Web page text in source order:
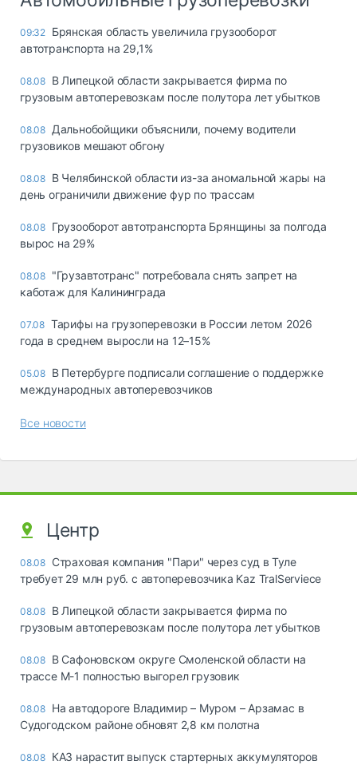
09:32 Брянская область увеличила грузооборот
автотранспорта на 29,1%
08.08 В Липецкой области закрывается фирма по
грузовым автоперевозкам после полутора лет убытков
08.08 Дальнобойщики объяснили, почему водители
грузовиков мешают обгону
08.08 В Челябинской области из-за аномальной жары на
день ограничили движение фур по трассам
08.08 Грузооборот автотранспорта Брянщины за полгода
вырос на 29%
08.08 "Грузавтотранс" потребовала снять запрет на
каботаж для Калининграда
07.08 Тарифы на грузоперевозки в России летом 2026
года в среднем выросли на 12–15%
05.08 В Петербурге подписали соглашение о поддержке
международных автоперевозчиков
Все новости
Центр
08.08 Страховая компания "Пари" через суд в Туле
требует 29 млн руб. с автоперевозчика Kaz TralServiece
08.08 В Липецкой области закрывается фирма по
грузовым автоперевозкам после полутора лет убытков
08.08 В Сафоновском округе Смоленской области на
трассе М-1 полностью выгорел грузовик
08.08 На автодороге Владимир – Муром – Арзамас в
Судогодском районе обновят 2,8 км полотна
08.08 КАЗ нарастит выпуск стартерных аккумуляторов